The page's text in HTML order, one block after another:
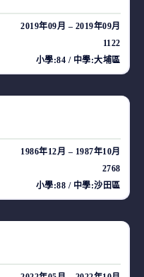
2019年09月 – 2019年09月
1122
小學:84 / 中學:大埔區
1986年12月 – 1987年10月
2768
小學:88 / 中學:沙田區